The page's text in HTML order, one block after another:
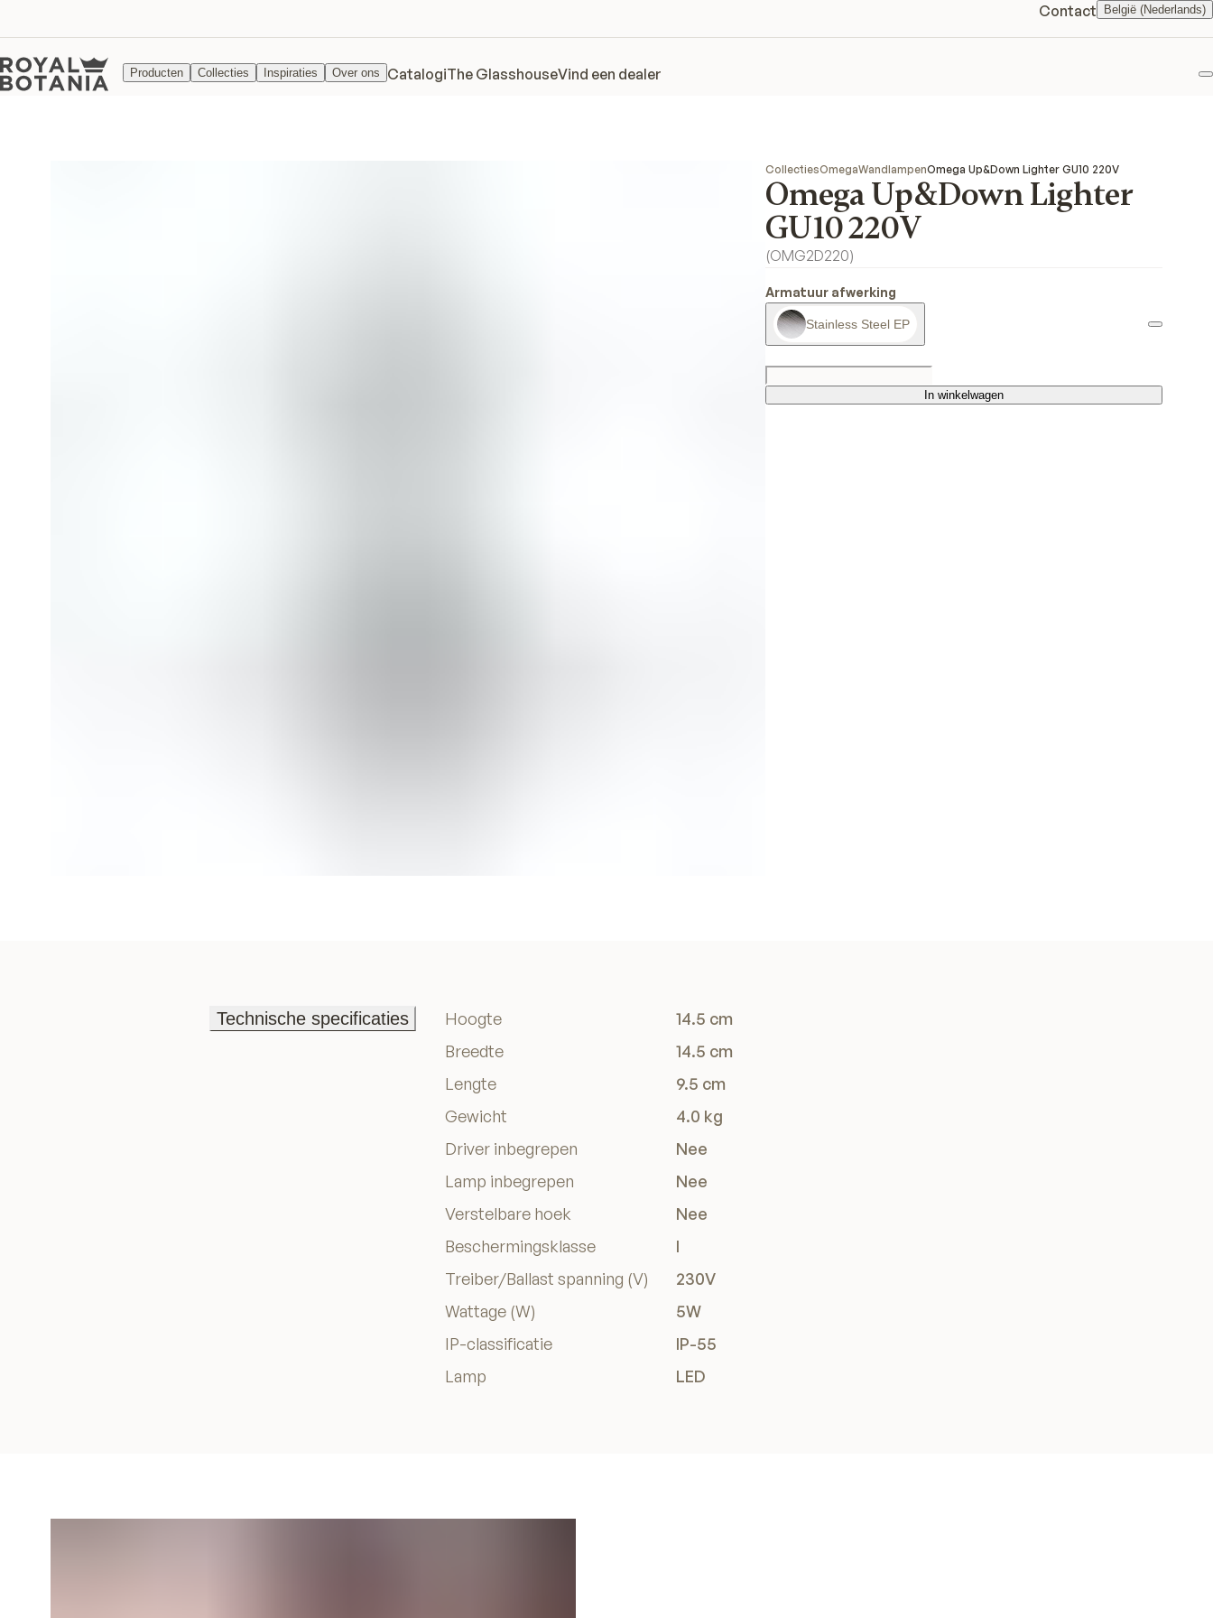
Contact België (Nederlands)
Producten Collecties Inspiraties Over ons CatalogiThe GlasshouseVind een dealer
CollectiesOmegaWandlampenOmega Up&Down Lighter GU10 220V
Omega Up&Down Lighter
GU10 220V
(OMG2D220)
Armatuur afwerking
Stainless Steel EP
In winkelwagen
In winkelwagen
Technische specificaties
Hoogte
14.5 cm
Breedte
14.5 cm
Lengte
9.5 cm
Gewicht
4.0 kg
Driver inbegrepen
Nee
Lamp inbegrepen
Nee
Verstelbare hoek
Nee
Beschermingsklasse
I
Treiber/Ballast spanning (V)
230V
Wattage (W)
5W
IP-classificatie
IP-55
Lamp
LED